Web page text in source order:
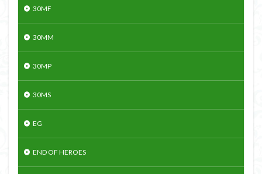
30MF
30MM
30MP
30MS
EG
END OF HEROES